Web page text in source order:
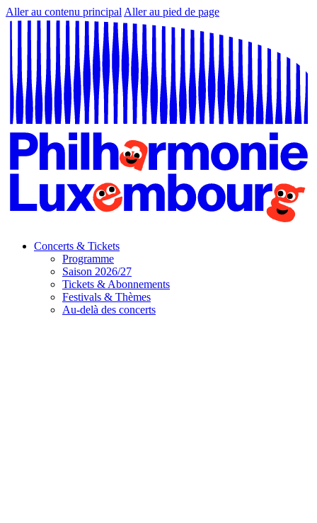
Aller au contenu principal Aller au pied de page
Concerts & Tickets
Programme
Saison 2026/27
Tickets & Abonnements
Festivals & Thèmes
Au-delà des concerts